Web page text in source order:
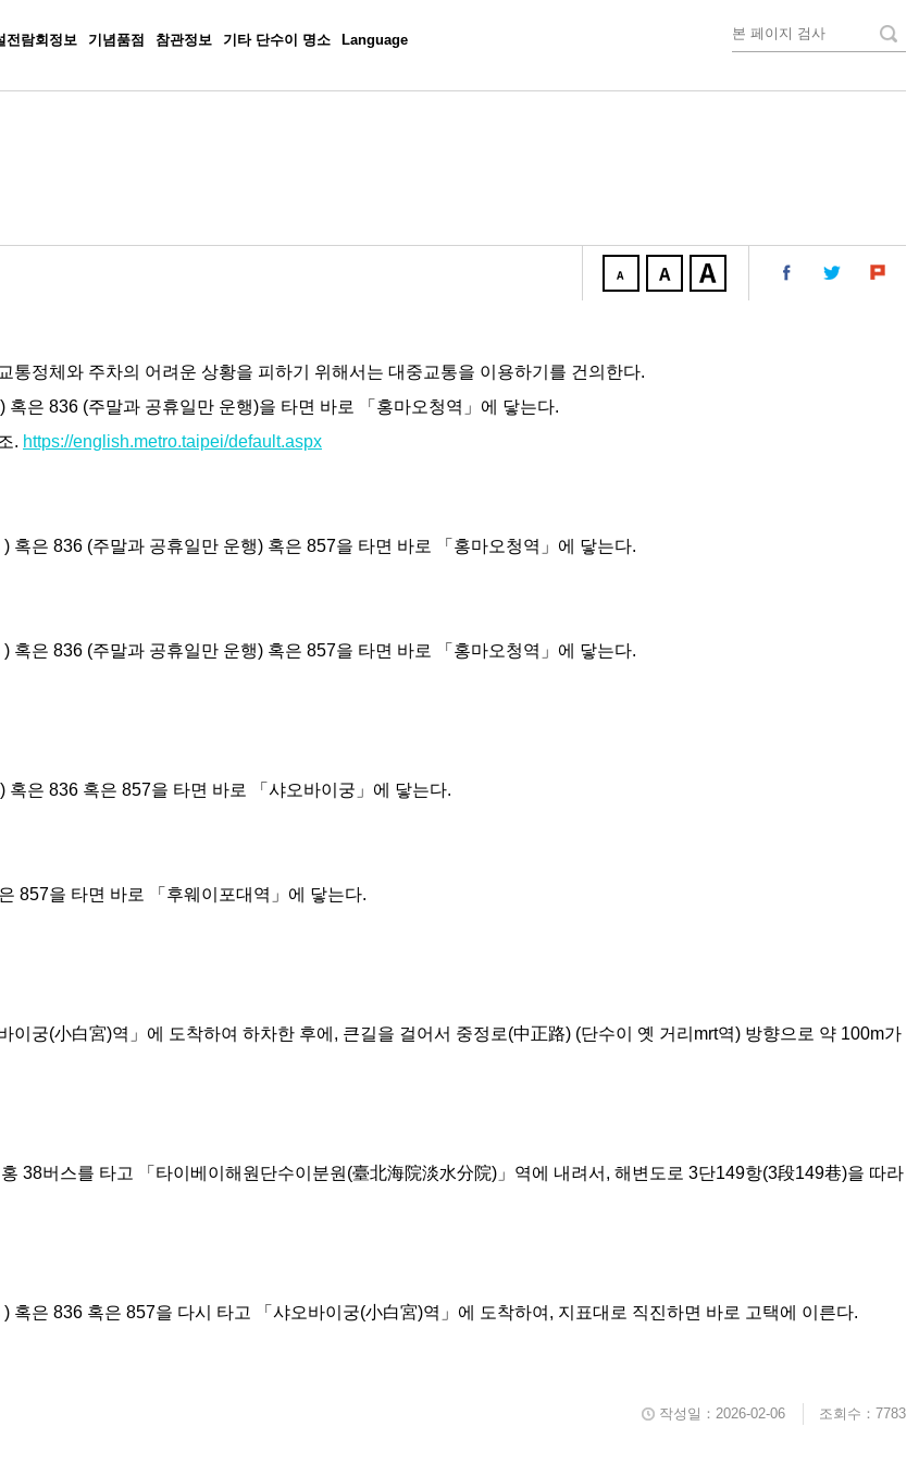
전람회정보 기념품점 참관정보 기타 단수이 명소 Language
정체와 주차의 어려운 상황을 피하기 위해서는 대중교통을 이용하기를 건의한다.
은 836 (주말과 공휴일만 운행)을 타면 바로 「홍마오청역」에 닿는다.
. https://english.metro.taipei/default.aspx
은 836 (주말과 공휴일만 운행) 혹은 857을 타면 바로 「홍마오청역」에 닿는다.
은 836 (주말과 공휴일만 운행) 혹은 857을 타면 바로 「홍마오청역」에 닿는다.
은 836 혹은 857을 타면 바로 「샤오바이궁」에 닿는다.
857을 타면 바로 「후웨이포대역」에 닿는다.
궁(小白宮)역」에 도착하여 하차한 후에, 큰길을 걸어서 중정로(中正路) (단수이 옛 거리mrt역) 방향으로 약 100m가
38버스를 타고 「타이베이해원단수이분원(臺北海院淡水分院)」역에 내려서, 해변도로 3단149항(3段149巷)을 따라
은 836 혹은 857을 다시 타고 「샤오바이궁(小白宮)역」에 도착하여, 지표대로 직진하면 바로 고택에 이른다.
작성일：2026-02-06 조회수：7783